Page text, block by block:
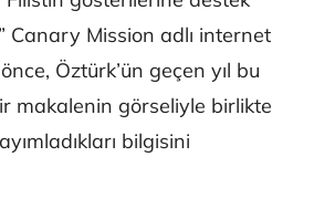
Canary Mission adlı internet
Öztürk’ün geçen yıl bu
makalenin görseliyle birlikte
bilgisini